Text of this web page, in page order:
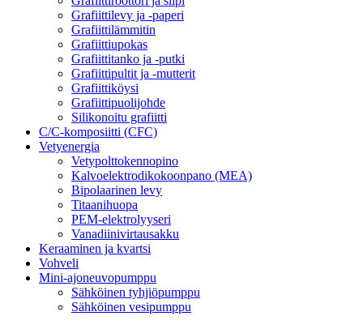
Grafiittilevy ja -paperi
Grafiittilämmitin
Grafiittiupokas
Grafiittitanko ja -putki
Grafiittipultit ja -mutterit
Grafiittiköysi
Grafiittipuolijohde
Silikonoitu grafiitti
C/C-komposiitti (CFC)
Vetyenergia
Vetypolttokennopino
Kalvoelektrodikokoonpano (MEA)
Bipolaarinen levy
Titaanihuopa
PEM-elektrolyyseri
Vanadiinivirtausakku
Keraaminen ja kvartsi
Vohveli
Mini-ajoneuvopumppu
Sähköinen tyhjiöpumppu
Sähköinen vesipumppu